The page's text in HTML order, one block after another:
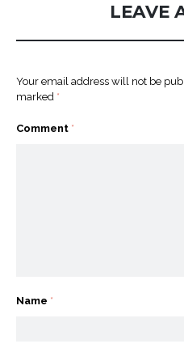
LEAVE
Your email address will not be
marked *
Comment *
Name *